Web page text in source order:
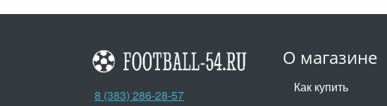
О магазине
Как купить
8 (383) 286-28-57